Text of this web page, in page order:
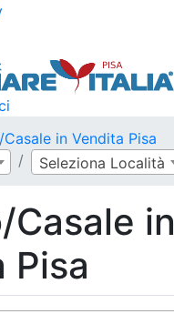
in Vendita Pisa
Seleziona Località
Casale in
Pisa